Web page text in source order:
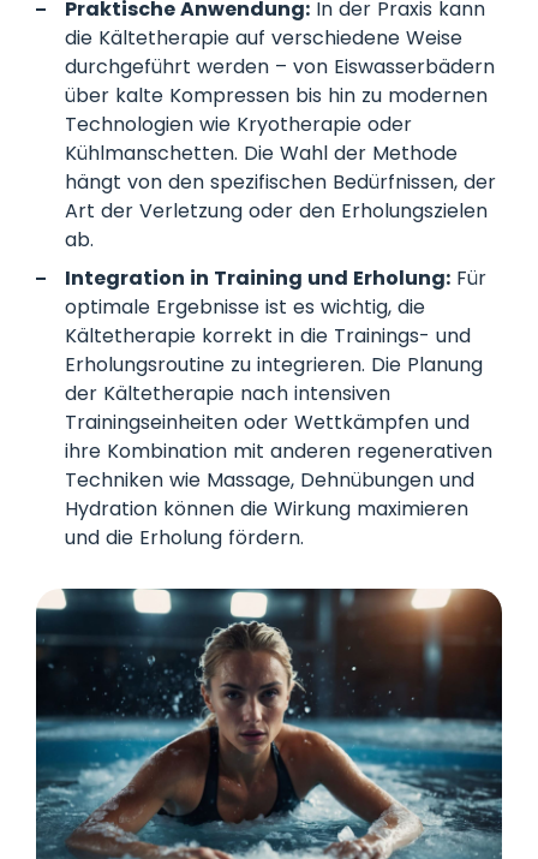
Praktische Anwendung: In der Praxis kann
die Kältetherapie auf verschiedene Weise
durchgeführt werden – von Eiswasserbädern
über kalte Kompressen bis hin zu modernen
Technologien wie Kryotherapie oder
Kühlmanschetten. Die Wahl der Methode
hängt von den spezifischen Bedürfnissen, der
Art der Verletzung oder den Erholungszielen
ab.
Integration in Training und Erholung: Für
optimale Ergebnisse ist es wichtig, die
Kältetherapie korrekt in die Trainings- und
Erholungsroutine zu integrieren. Die Planung
der Kältetherapie nach intensiven
Trainingseinheiten oder Wettkämpfen und
ihre Kombination mit anderen regenerativen
Techniken wie Massage, Dehnübungen und
Hydration können die Wirkung maximieren
und die Erholung fördern.